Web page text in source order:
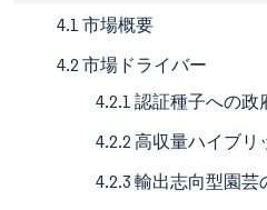
4.1 市場概要
4.2 市場ドライバー
4.2.1 認証種子への政
4.2.2 高収量ハイブ
4.2.3 輸出志向型園芸